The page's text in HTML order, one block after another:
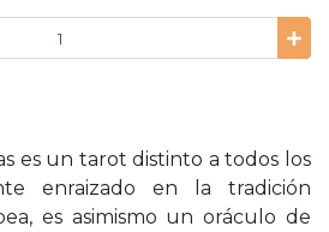
es un tarot distinto a todos los
enraizado en la tradición
es asimismo un oráculo de